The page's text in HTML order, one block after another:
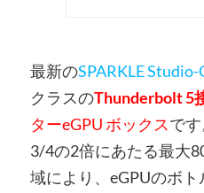
最新のSPARKLE
クラスのThunderbolt 5
ターeGPU ボックスで
3/4の2倍にあたる最大
域により、eGPUのボ